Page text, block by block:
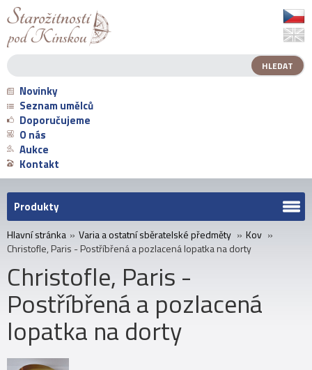
Novinky
Seznam umělců
Doporučujeme
O nás
Aukce
Kontakt
Produkty
Hlavní stránka » Varia a ostatní sběratelské předměty » Kov »
Christofle, Paris - Postříbřená a pozlacená lopatka na dorty
Christofle, Paris -
Postříbřená a pozlacená
lopatka na dorty